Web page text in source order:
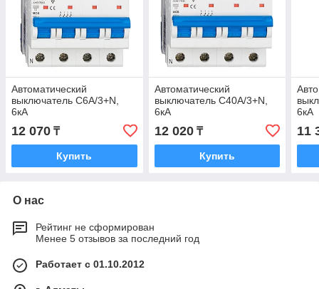
Автоматический
выключатель C6А/3+N,
6кА
12 070 ₸
Купить
Автоматический
выключатель C40А/3+N,
6кА
12 020₸
Купить
6кА
11
О нас
Рейтинг не сформирован
Менее 5 отзывов за последний год
Работает с 01.10.2012